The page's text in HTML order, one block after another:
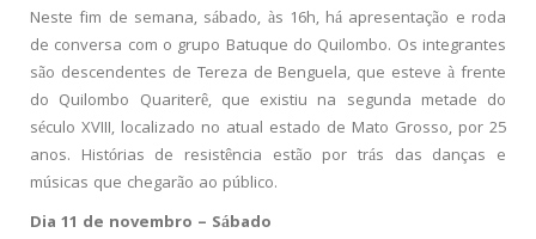
Neste fim de semana, sábado, às 16h, há apresentação e roda
de conversa com o grupo Batuque do Quilombo. Os integrantes
são descendentes de Tereza de Benguela, que esteve à frente
do Quilombo Quariterê, que existiu na segunda metade do
século XVIII, localizado no atual estado de Mato Grosso, por 25
anos. Histórias de resistência estão por trás das danças e
músicas que chegarão ao público.
Dia 11 de novembro – Sábado